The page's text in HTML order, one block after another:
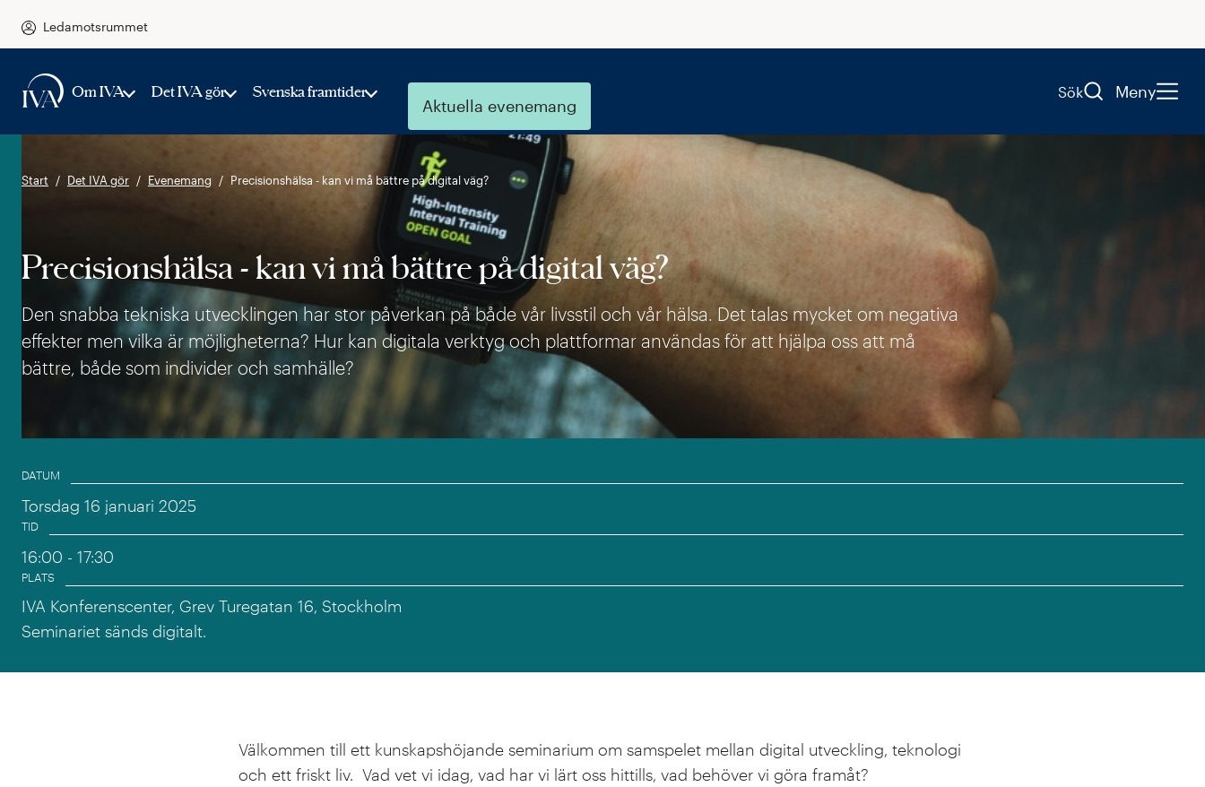
Ledamotsrummet
Om IVA Det IVA gör Svenska framtider
Aktuella evenemang
Sök Meny
Start Det IVA gör Evenemang Precisionshälsa - kan vi må bättre på digital väg?
Precisionshälsa - kan vi må bättre på digital väg?
Den snabba tekniska utvecklingen har stor påverkan på både vår livsstil och vår hälsa. Det talas mycket om negativa
effekter men vilka är möjligheterna? Hur kan digitala verktyg och plattformar användas för att hjälpa oss att må
bättre, både som individer och samhälle?
Event information
DATUM
Torsdag 16 januari 2025
TID
16:00 - 17:30
PLATS
IVA Konferenscenter, Grev Turegatan 16, Stockholm
Seminariet sänds digitalt.
Välkommen till ett kunskapshöjande seminarium om samspelet mellan digital utveckling, teknologi
och ett friskt liv. Vad vet vi idag, vad har vi lärt oss hittills, vad behöver vi göra framåt?